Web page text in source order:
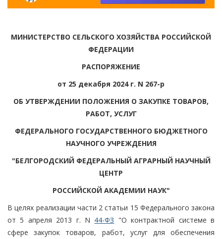
МИНИСТЕРСТВО СЕЛЬСКОГО ХОЗЯЙСТВА РОССИЙСКОЙ
ФЕДЕРАЦИИ
РАСПОРЯЖЕНИЕ
от 25 декабря 2024 г. N 267-р
ОБ УТВЕРЖДЕНИИ ПОЛОЖЕНИЯ О ЗАКУПКЕ ТОВАРОВ,
РАБОТ, УСЛУГ
ФЕДЕРАЛЬНОГО ГОСУДАРСТВЕННОГО БЮДЖЕТНОГО
НАУЧНОГО УЧРЕЖДЕНИЯ
"БЕЛГОРОДСКИЙ ФЕДЕРАЛЬНЫЙ АГРАРНЫЙ НАУЧНЫЙ
ЦЕНТР
РОССИЙСКОЙ АКАДЕМИИ НАУК"
В целях реализации части 2 статьи 15 Федерального закона
от 5 апреля 2013 г. N 44-ФЗ "О контрактной системе в
сфере закупок товаров, работ, услуг для обеспечения